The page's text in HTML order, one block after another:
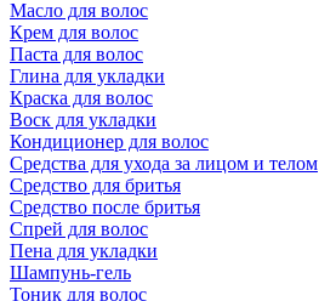
Масло для волос
Крем для волос
Паста для волос
Глина для укладки
Краска для волос
Воск для укладки
Кондиционер для волос
Средства для ухода за лицом и телом
Средство для бритья
Средство после бритья
Спрей для волос
Пена для укладки
Шампунь-гель
Тоник для волос